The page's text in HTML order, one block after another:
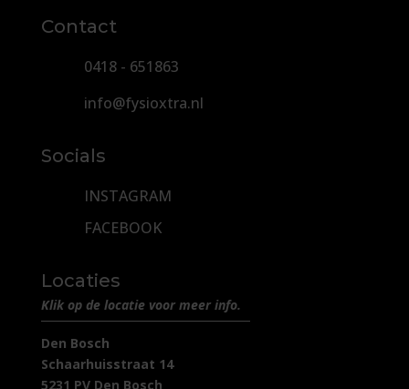
Contact
0418 - 651863
info@fysioxtra.nl
Socials
INSTAGRAM
FACEBOOK
Locaties
Klik op de locatie voor meer info.
Den Bosch
Schaarhuisstraat 14
5231 PV Den Bosch